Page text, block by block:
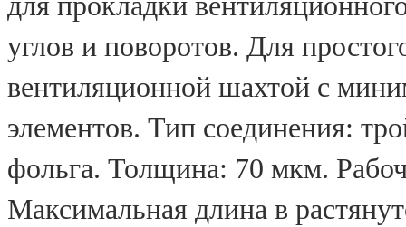
углов и поворотов. Для
вентиляционной шахтой с
элементов. Тип соединения:
фольга. Толщина: 70 мкм.
Максимальная длина в